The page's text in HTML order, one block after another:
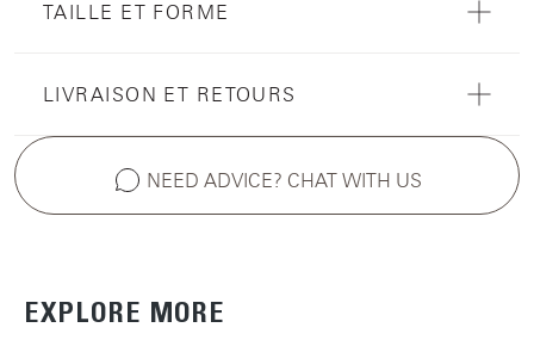
TAILLE ET FORME
LIVRAISON ET RETOURS
NEED ADVICE? CHAT WITH US
EXPLORE MORE